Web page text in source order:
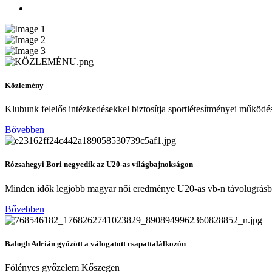
Közlemény
Klubunk felelős intézkedésekkel biztosítja sportlétesítményei
Bővebben
Rózsahegyi Bori negyedik az U20-as világbajnokságon
Minden idők legjobb magyar női eredménye U20-as vb-n
Bővebben
Balogh Adrián győzött a válogatott csapattalálkozón
Fölényes győzelem Kőszegen